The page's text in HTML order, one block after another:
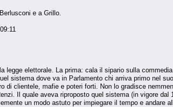
e a Grillo.
legge elettorale. La prima: cala il sipario sulla
sistema dove va in Parlamento chi arriva primo nel
di clientele, mafie e poteri forti. Non lo gradisce
Il quale aveva riproposto quel sistema (in vigore dal
un modo astuto per impiegare il tempo e andare